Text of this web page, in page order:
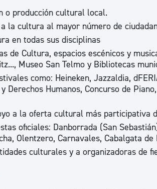
Actualidad
Noticias
Avisos
Agenda cultural
o producción cultural local.
la cultura al mayor número de
en todas sus disciplinas
de Cultura, espacios escénicos y
Museo San Telmo y Bibliotecas
como: Heineken, Jazzaldia,
Derechos Humanos, Concurso de
a la oferta cultural más participativa
oficiales: Danborrada (San
Olentzero, Carnavales, Cabalgata de
culturales y a organizadoras de